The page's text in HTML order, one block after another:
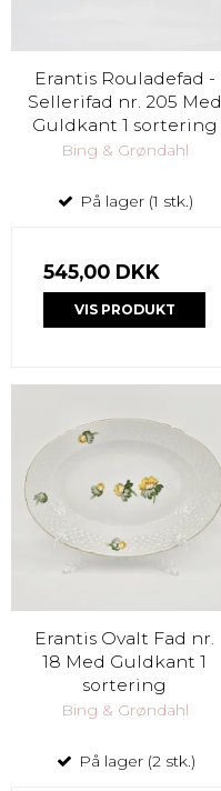
Erantis Rouladefad -
Sellerifad nr. 205 Med
Guldkant 1 sortering
Bing & Grøndahl
På lager (1 stk.)
545,00 DKK
VIS PRODUKT
Erantis Ovalt Fad nr.
18 Med Guldkant 1
sortering
Bing & Grøndahl
På lager (2 stk.)